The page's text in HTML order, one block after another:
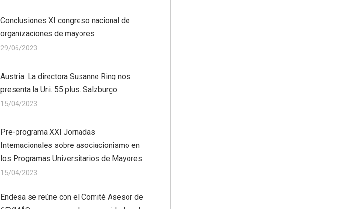
Conclusiones XI congreso nacional de
organizaciones de mayores
29/06/2023
Austria. La directora Susanne Ring nos
presenta la Uni. 55 plus, Salzburgo
15/04/2023
Pre-programa XXI Jornadas
Internacionales sobre asociacionismo en
los Programas Universitarios de Mayores
15/04/2023
Endesa se reúne con el Comité Asesor de